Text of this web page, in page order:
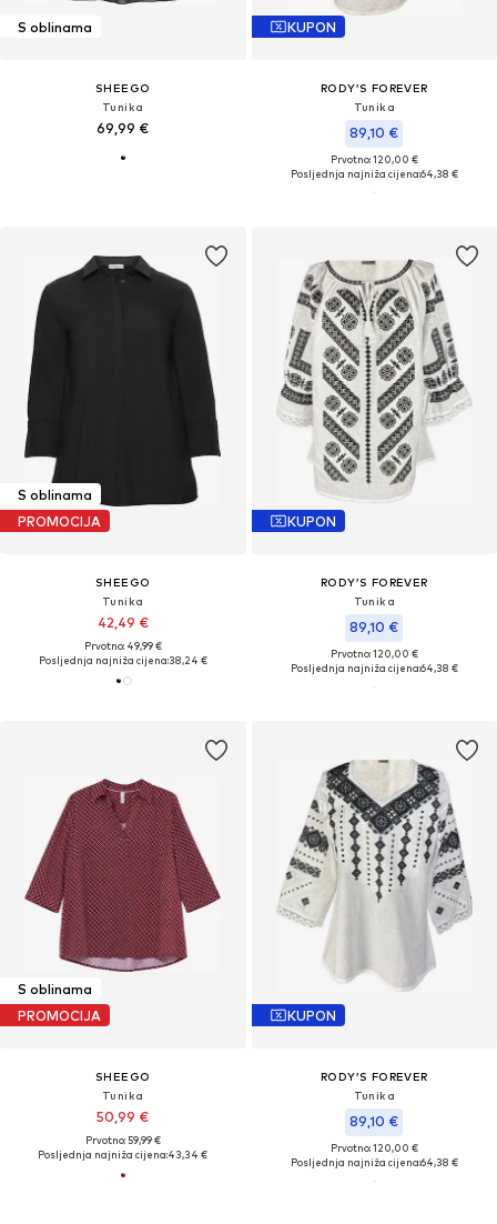
S oblinama
SHEEGO
Tunika
69,99 €
KUPON
RODY’S FOREVER
Tunika
89,10 €
Prvotno: 120,00 €
Posljednja najniža cijena:64,38 €
S oblinama
PROMOCIJA
SHEEGO
Tunika
42,49 €
Prvotno: 49,99 €
Posljednja najniža cijena:38,24 €
KUPON
RODY’S FOREVER
Tunika
89,10 €
Prvotno: 120,00 €
Posljednja najniža cijena:64,38 €
S oblinama
PROMOCIJA
SHEEGO
Tunika
50,99 €
Prvotno: 59,99 €
Posljednja najniža cijena:43,34 €
KUPON
RODY’S FOREVER
Tunika
89,10 €
Prvotno: 120,00 €
Posljednja najniža cijena:64,38 €